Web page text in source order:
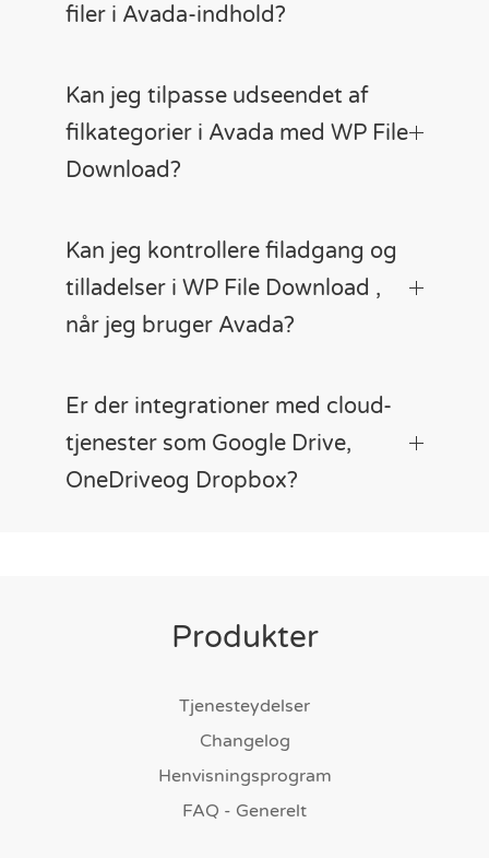
filer i Avada-indhold?
Kan jeg tilpasse udseendet af
filkategorier i Avada med WP File
Download?
Kan jeg kontrollere filadgang og
tilladelser i WP File Download ,
når jeg bruger Avada?
Er der integrationer med cloud-
tjenester som Google Drive,
OneDriveog Dropbox?
Produkter
Tjenesteydelser
Changelog
Henvisningsprogram
FAQ - Generelt